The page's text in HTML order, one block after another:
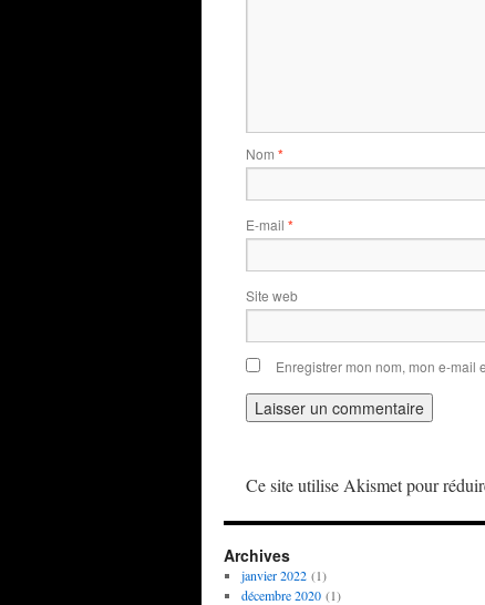
Nom *
E-mail *
Site web
Enregistrer mon nom, mon e-mail
Ce site utilise Akismet pour
Archives
janvier 2022(1)
décembre 2020(1)